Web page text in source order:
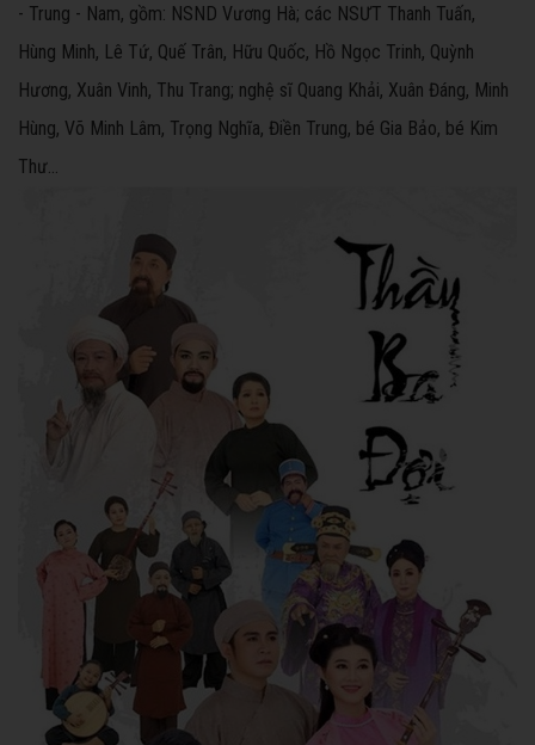
- Trung - Nam, gồm: NSND Vương Hà; các NSƯT Thanh Tuấn,
Hùng Minh, Lê Tứ, Quế Trân, Hữu Quốc, Hồ Ngọc Trinh, Quỳnh
Hương, Xuân Vinh, Thu Trang; nghệ sĩ Quang Khải, Xuân Đáng, Minh
Hùng, Võ Minh Lâm, Trọng Nghĩa, Điền Trung, bé Gia Bảo, bé Kim
Thư…